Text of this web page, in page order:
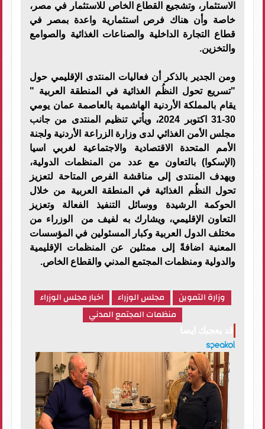
الاستثمار، وتشجيع القطاع الخاص للاستثمار في مصر،
خاصة وأن هناك فرص استثمارية واعدة بمصر في
قطاع التجارة الداخلية والصناعات الغذائية والصوامع
والتخزين.
ومن الجدير بالذكر أن فعاليات المنتدى الإقليمي حول
"تسريع تحول النظُم الغذائية في المنطقة العربية "
يقام بالمملكة الأردنية الهاشمية بالعاصمة عمان يومي
30-31 اكتوبر 2024، ويأتي تنظيم المنتدى من جانب
مجلس الأمن الغذائي لدى وزارة الزراعة الأردنية ولجنة
الأمم المتحدة الاقتصادية والاجتماعية لغربي اسيا
(الإسكوا) بالتعاون مع عدد من المنظمات الدولية،
ويهدف المنتدى إلى مناقشة الفرص المتاحة لتعزيز
تحول النظُم الغذائية في المنطقة العربية من خلال
الحوكمة الرشيدة ووسائل التنفيذ الفعالة وتعزيز
التعاون الإقليمي، ويشارك به لفيف من الوزراء من
مختلف الدول العربية وكبار المسئولين في المؤسسات
المعنية اضافةً إلى ممثلين عن المنظمات الإقليمية
والدولية ومنظمات المجتمع المدني والقطاع الخاص.
وزارة التموين مجلس الوزراء
اخبار مجلس الوزراء
منظمات المجتمع المدني